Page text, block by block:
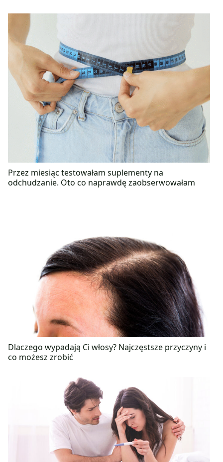
Przez miesiąc testowałam suplementy na
odchudzanie. Oto co naprawdę zaobserwowałam
Dlaczego wypadają Ci włosy? Najczęstsze przyczyny i
co możesz zrobić